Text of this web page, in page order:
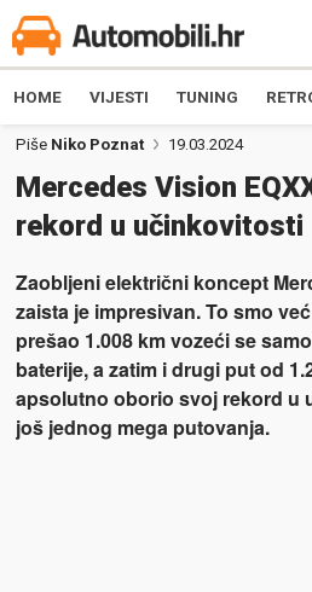
HOME VIJESTI TUNING
Piše Niko Poznat 19.03.2024
Mercedes Vision
rekord u učinkovitosti
Zaobljeni električni koncept
zaista je impresivan. To smo
prešao 1.008 km vozeći se
baterije, a zatim i drugi put od
apsolutno oborio svoj rekord u
još jednog mega putovanja.